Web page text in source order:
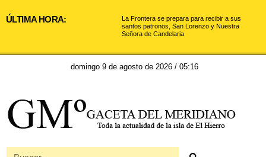
ÚLTIMA HORA:
La Frontera se prepara para recibir a sus
santos patronos, San Lorenzo y Nuestra
Señora de Candelaria
domingo 9 de agosto de 2026 / 05:16